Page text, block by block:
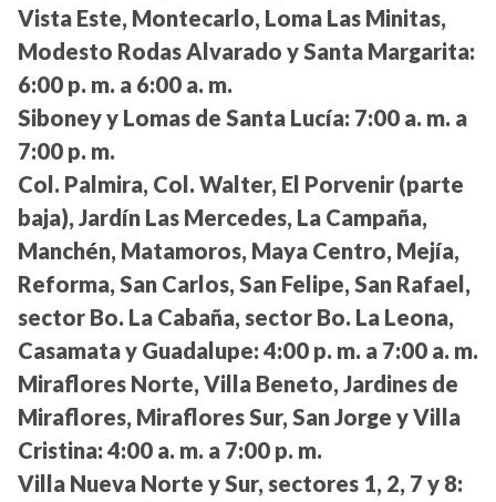
Vista Este, Montecarlo, Loma Las Minitas,
Modesto Rodas Alvarado y Santa Margarita:
6:00 p. m. a 6:00 a. m.
Siboney y Lomas de Santa Lucía: 7:00 a. m. a
7:00 p. m.
Col. Palmira, Col. Walter, El Porvenir (parte
baja), Jardín Las Mercedes, La Campaña,
Manchén, Matamoros, Maya Centro, Mejía,
Reforma, San Carlos, San Felipe, San Rafael,
sector Bo. La Cabaña, sector Bo. La Leona,
Casamata y Guadalupe: 4:00 p. m. a 7:00 a. m.
Miraflores Norte, Villa Beneto, Jardines de
Miraflores, Miraflores Sur, San Jorge y Villa
Cristina: 4:00 a. m. a 7:00 p. m.
Villa Nueva Norte y Sur, sectores 1, 2, 7 y 8: